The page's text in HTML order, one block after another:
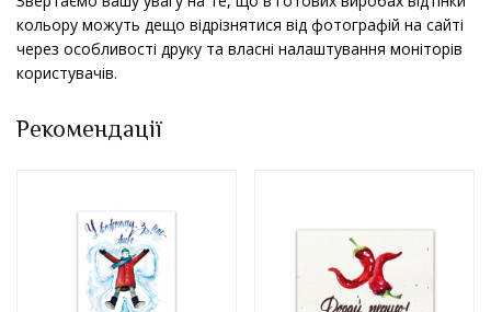
кольору можуть дещо відрізнятися від фотографій на сайті
через особливості друку та власні налаштування моніторів
користувачів.
Рекомендації